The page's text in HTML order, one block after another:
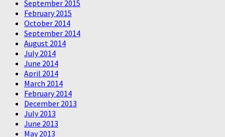
September 2015
February 2015
October 2014
September 2014
August 2014
July 2014
June 2014
April 2014
March 2014
February 2014
December 2013
July 2013
June 2013
May 2013